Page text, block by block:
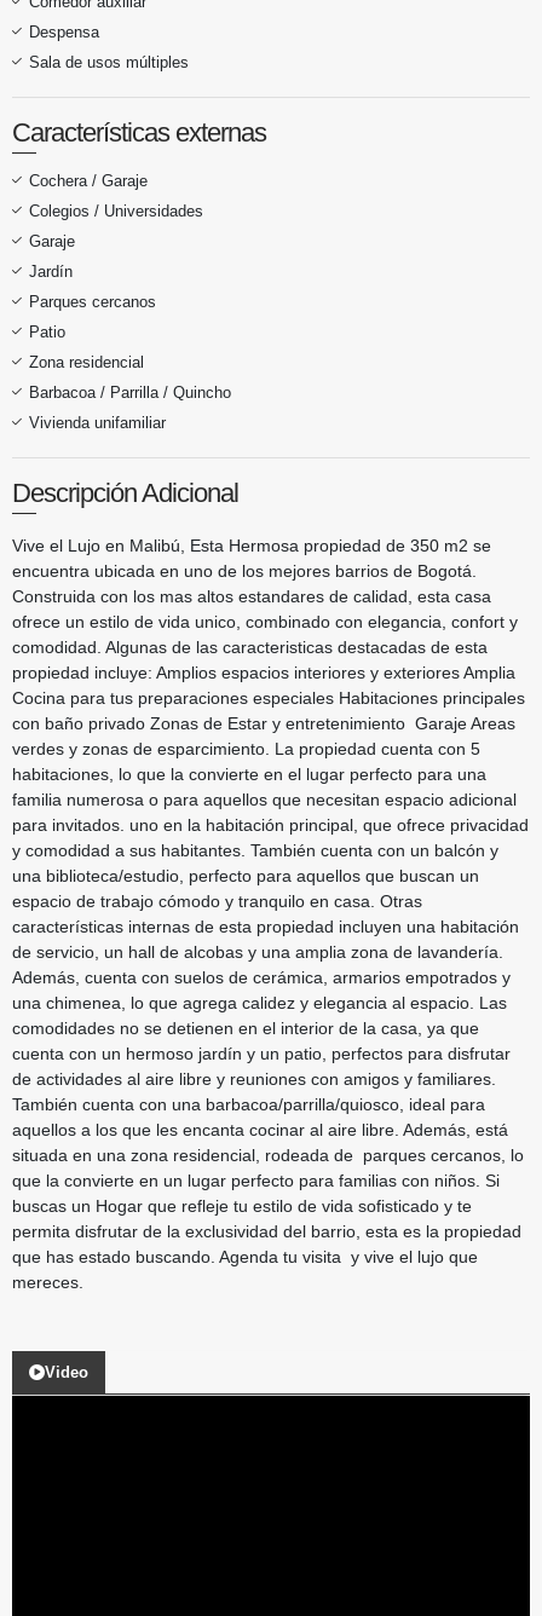
Despensa
Sala de usos múltiples
Características externas
Cochera / Garaje
Colegios / Universidades
Garaje
Jardín
Parques cercanos
Patio
Zona residencial
Barbacoa / Parrilla / Quincho
Vivienda unifamiliar
Descripción Adicional
Vive el Lujo en Malibú, Esta Hermosa propiedad de 350 m2 se
encuentra ubicada en uno de los mejores barrios de Bogotá.
Construida con los mas altos estandares de calidad, esta casa
ofrece un estilo de vida unico, combinado con elegancia, confort y
comodidad. Algunas de las caracteristicas destacadas de esta
propiedad incluye: Amplios espacios interiores y exteriores Amplia
Cocina para tus preparaciones especiales Habitaciones principales
con baño privado Zonas de Estar y entretenimiento Garaje Areas
verdes y zonas de esparcimiento. La propiedad cuenta con 5
habitaciones, lo que la convierte en el lugar perfecto para una
familia numerosa o para aquellos que necesitan espacio adicional
para invitados. uno en la habitación principal, que ofrece privacidad
y comodidad a sus habitantes. También cuenta con un balcón y
una biblioteca/estudio, perfecto para aquellos que buscan un
espacio de trabajo cómodo y tranquilo en casa. Otras
características internas de esta propiedad incluyen una habitación
de servicio, un hall de alcobas y una amplia zona de lavandería.
Además, cuenta con suelos de cerámica, armarios empotrados y
una chimenea, lo que agrega calidez y elegancia al espacio. Las
comodidades no se detienen en el interior de la casa, ya que
cuenta con un hermoso jardín y un patio, perfectos para disfrutar
de actividades al aire libre y reuniones con amigos y familiares.
También cuenta con una barbacoa/parrilla/quiosco, ideal para
aquellos a los que les encanta cocinar al aire libre. Además, está
situada en una zona residencial, rodeada de parques cercanos, lo
que la convierte en un lugar perfecto para familias con niños. Si
buscas un Hogar que refleje tu estilo de vida sofisticado y te
permita disfrutar de la exclusividad del barrio, esta es la propiedad
que has estado buscando. Agenda tu visita y vive el lujo que
mereces.
Video